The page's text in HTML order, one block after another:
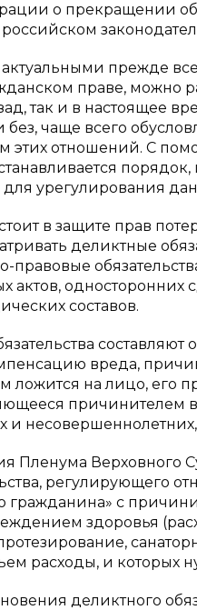
о прекращении
прежде
праве, можно
так и в настоящее
без, чаще всего
этих отношений. С
урегулирования
в защите прав
деликтные
правовые
актов,
составов.
вреда,
ложится на лицо, его
причинителем
и
Пленума
регулирующего
с
здоровья
расходы, и которых
деликтного